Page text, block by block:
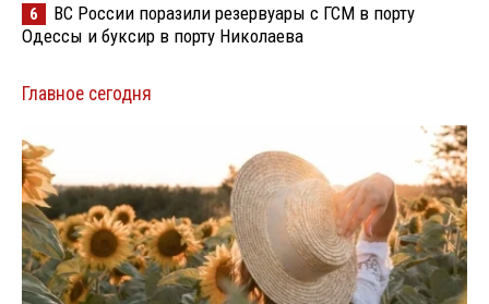
6
ВС России поразили резервуары с ГСМ в порту
Одессы и буксир в порту Николаева
Главное сегодня